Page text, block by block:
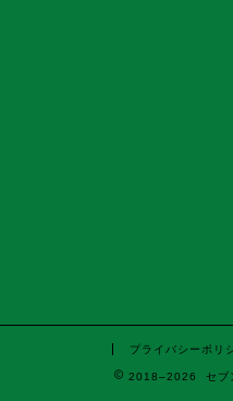
プライバシーポリ
2018–2026 セブ